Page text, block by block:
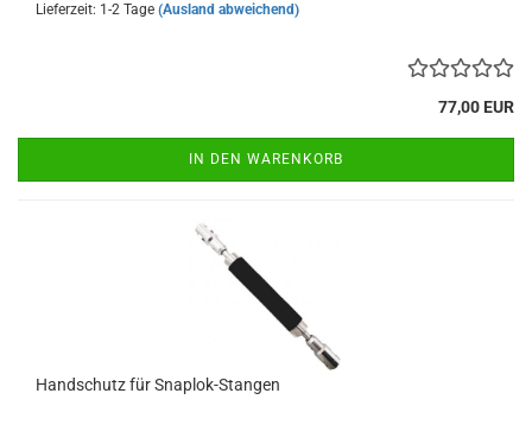
Lieferzeit: 1-2 Tage (Ausland abweichend)
77,00 EUR
IN DEN WARENKORB
Hand­schutz für Snaplok-​​Stan­gen